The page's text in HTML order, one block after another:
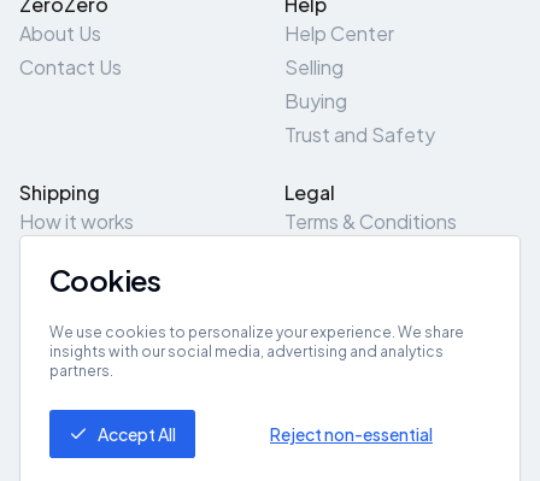
About Us
Contact Us
Help Center
Selling
Buying
Trust and Safety
Shipping
How it works
Pick-Up/Drop-Off
Legal
Terms & Conditions
Site Map
Get App
Cookies
We use cookies to personalize your experience. We share
insights with our social media, advertising and analytics
partners.
Accept All Reject non-essential